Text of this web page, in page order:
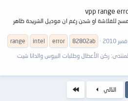
مسح للفلاشة او شحن رغم ان موديل الشريحة ظاهر
82802ab
error
intel
range
ركن الأعطال وطلبات البيوس والداتا شيت
التالي